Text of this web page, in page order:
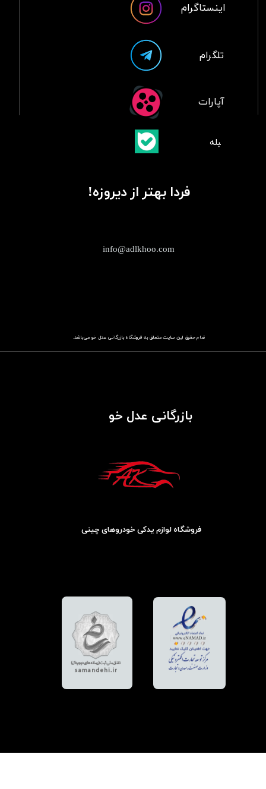
تمام حقوق این سایت متعلق به فروشگاهباز​​​​​​​رگانی عدل خو می‌باشد.
info@adlkhoo.com
بازرگانی عدل خو
فردا بهتر از دیروزه!
فروشگاه لوازم یدکی خودروهای چینی
آپارات
تلگرام
اینستاگرام
​بلبله​​​​​​​بله